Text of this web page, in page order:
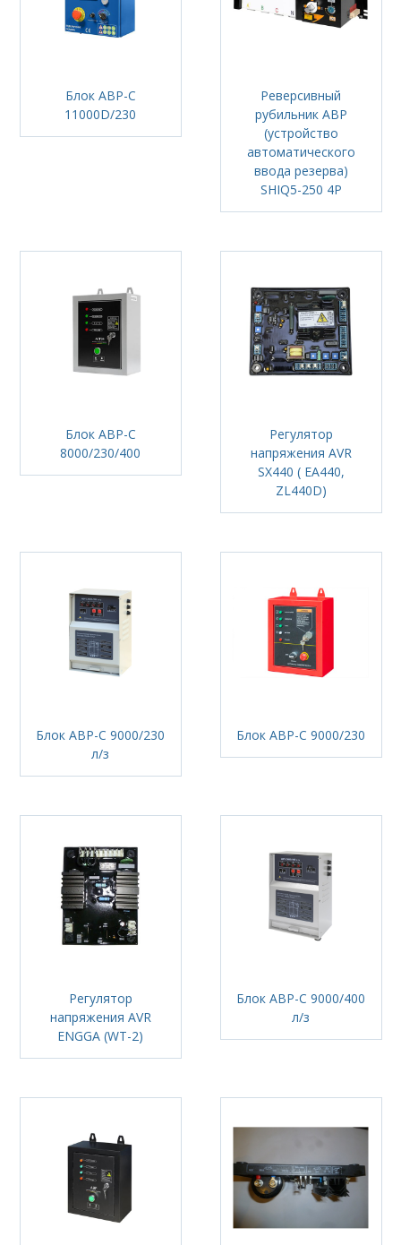
Блок АВР-С
11000D/230
Реверсивный
рубильник АВР
(устройство
автоматического
ввода резерва)
SHIQ5-250 4P
Блок АВР-С
8000/230/400
Регулятор
напряжения AVR
SX440 ( EA440,
ZL440D)
Блок АВР-C 9000/230
л/з
Блок АВР-С 9000/230
Регулятор
напряжения AVR
ENGGA (WT-2)
Блок АВР-С 9000/400
л/з